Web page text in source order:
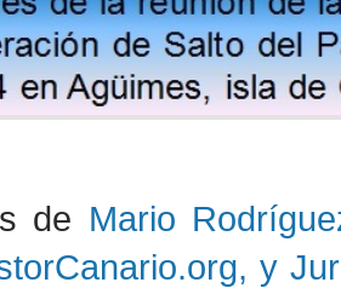
de Mario
y